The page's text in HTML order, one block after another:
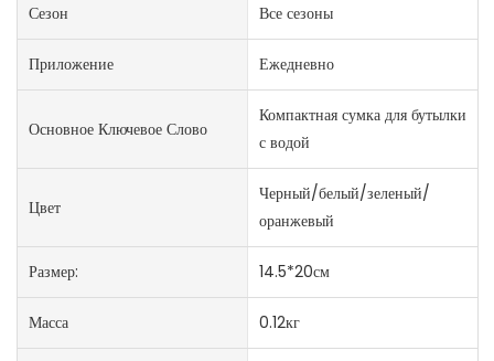
Сезон Все сезоны
Приложение Ежедневно
Основное Ключевое Слово
Компактная сумка для бутылки
с водой
Цвет
Черный/белый/зеленый/
оранжевый
Размер: 14.5*20см
Масса 0.12кг